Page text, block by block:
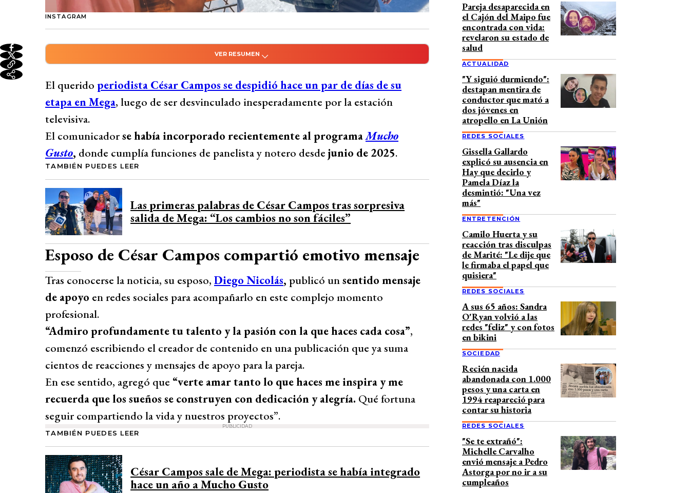
INSTAGRAM
VER RESUMEN
El reconocido periodista César Campos se despide de su paso por Mega tras ser
sorpresivamente desvinculado del programa Mucho Gusto, donde se desempeñaba
como panelista y notero desde junio de 2025. Su esposo, Diego Nicolás, compartió un
conmovedor mensaje de apoyo en redes sociales, destacando la pasión y talento de
Campos. Diversas personalidades, como Eugenia Lemos y Lorena Miki, expresaron su
solidaridad. César agradeció a la estación por las oportunidades brindadas en un
emotivo mensaje de despedida en Instagram.
El querido periodista César Campos se despidió hace un par de días de su
etapa en Mega, luego de ser desvinculado inesperadamente por la estación
televisiva.
El comunicadorse había incorporado recientemente al programaMucho
Gusto, donde cumplía funciones de panelista y notero desde junio de 2025.
TAMBIÉN PUEDES LEER
Las primeras palabras de César Campos tras sorpresiva
salida de Mega: “Los cambios no son fáciles”
Esposo de César Campos compartió emotivo mensaje
Tras conocerse la noticia, su esposo, Diego Nicolás, publicó unsentido mensaje
de apoyo en redes sociales para acompañarlo en este complejo momento
profesional.
“Admiro profundamente tu talento y la pasión con la que haces cada cosa”,
comenzó escribiendo el creador de contenido en una publicación que ya suma
cientos de reacciones y mensajes de apoyo para la pareja.
En ese sentido, agregó que “verte amar tanto lo que haces me inspira y me
recuerda que los sueños se construyen con dedicación y alegría. Qué fortuna
seguir compartiendo la vida y nuestros proyectos”.
PUBLICIDAD
TAMBIÉN PUEDES LEER
César Campos sale de Mega: periodista se había integrado
hace un año a Mucho Gusto
Pareja desaparecida en
el Cajón del Maipo fue
encontrada con vida:
revelaron su estado de
salud
ACTUALIDAD
"Y siguió durmiendo":
destapan mentira de
conductor que mató a
dos jóvenes en
atropello en La Unión
REDES SOCIALES
Gissella Gallardo
explicó su ausencia en
Hay que decirlo y
Pamela Díaz la
desmintió: "Una vez
más"
ENTRETENCIÓN
Camilo Huerta y su
reacción tras disculpas
de Marité: "Le dije que
le firmaba el papel que
quisiera"
REDES SOCIALES
A sus 65 años: Sandra
O'Ryan volvió a las
redes "feliz" y con fotos
en bikini
SOCIEDAD
Recién nacida
abandonada con 1.000
pesos y una carta en
1994 reapareció para
contar su historia
REDES SOCIALES
"Se te extrañó":
Michelle Carvalho
envió mensaje a Pedro
Astorga por no ir a su
cumpleaños